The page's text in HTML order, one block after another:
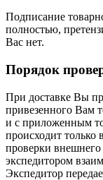
Подписание
полностью,
Вас нет.
Порядок
При доставке Вы
привезенного Вам
и с приложенным
происходит только
проверки
экспедитором
Экспедитор